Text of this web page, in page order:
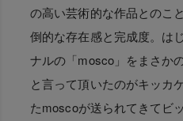
の高い芸術的な作品とのこ
倒的な存在感と完成度。は
ナルの「mosco」をまさか
と言って頂いたのがキッカ
たmoscoが送られてきてビ